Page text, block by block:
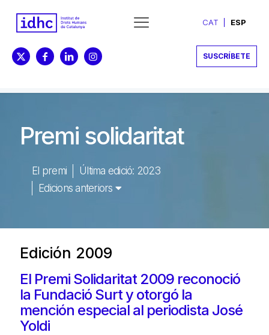
CAT ESP
SUSCRÍBETE
Premi solidaritat
El premi
Última edició: 2023
Edicions anteriors
Edición 2009
El Premi Solidaritat 2009 reconoció
la Fundació Surt y otorgó la
mención especial al periodista José
Yoldi